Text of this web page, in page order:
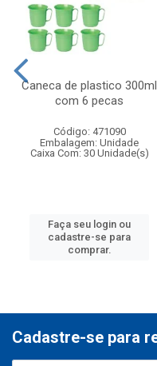
Caneca de plastico 300ml
com 6 pecas
Código: 471090
Embalagem: Unidade
Caixa Com: 30 Unidade(s)
Faça seu login ou
cadastre-se para
comprar.
Cadastre-se para